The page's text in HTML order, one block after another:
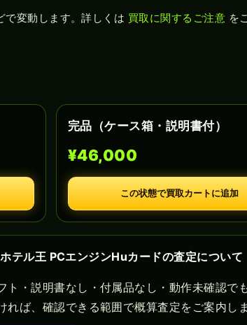
で変動します。詳しくは 買取に関するご注意 を
完品（ケース箱・説明書付）
¥46,000
この状態で買取カートに追加
テル王 PCエンジンHuカードの査定について
ト・説明書なし・付属品なし・動作未確認で
ば、確認できる範囲で概算査定をご案内しま